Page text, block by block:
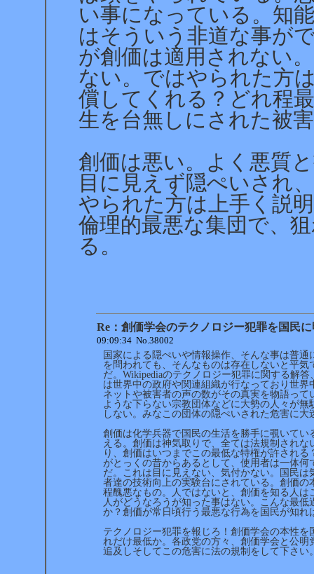
い事になっている。知
はそういう非道な事が
が創価は適用されない
ない。ではやられた方
償してくれる？どれ程
生を台無しにされた被
創価は悪い。よく悪質
目に見えず隠ぺいされ
られた方は上手く説明
倫理的最悪な集団で、
る。
Re：創価学会のテクノロジー犯罪を国民
09:09:34 No.38002
国家による隠ぺいや情報操作、そんな事は普
を問われても、そんなものは存在しないと平気
だ。Wikipediaのテクノロジー犯罪に関する解
は世界中の政府や関連組織が行なっており世
ネットや被害者の声の数がその真実を物語っ
ような下らない宗教団体などに大勢の人々が
しない。みなこの団体の隠ぺいされた危害に大
創価は化学兵器で国民の生活を勝手に覗いてい
える。創価は神気取りで、全ては法規制され
り、創価はいつまでこの最低な特権が許され
がとっくの昔からあるとして、使用者は一体何
だ。これは目に見えない、気付かない。国民
者達の技術向上の実験台にされている。創価の
程醜悪なもの。人ではないと、創価を知る人は
人がどうなろうが知った事はない。こんな最
か？創価が常日頃行う最悪な行為を国民が知れ
テクノロジー犯罪を報じろ！創価学会の本性
れだけ最低か。各政党の方々、創価学会と公明
追及しそしてこの危害に法の規制をして下さい